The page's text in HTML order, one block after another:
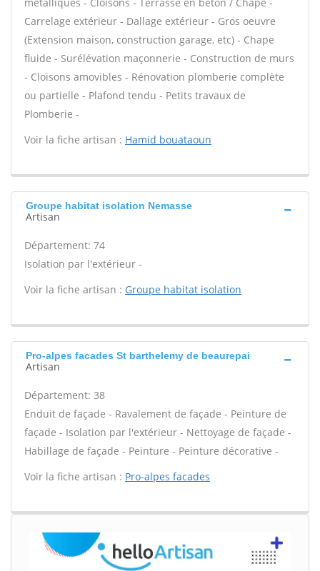
Carrelage extérieur - Dallage extérieur - Gros oeuvre
(Extension maison, construction garage, etc) - Chape
fluide - Surélévation maçonnerie - Construction de murs
- Cloisons amovibles - Rénovation plomberie complète
ou partielle - Plafond tendu - Petits travaux de
Plomberie -
Voir la fiche artisan : Hamid bouataoun
Groupe habitat isolation Nemasse
Artisan
Département: 74
Isolation par l'extérieur -
Voir la fiche artisan : Groupe habitat isolation
Pro-alpes facades St barthelemy de beaurepai
Artisan
Département: 38
Enduit de façade - Ravalement de façade - Peinture de
façade - Isolation par l'extérieur - Nettoyage de façade -
Habillage de façade - Peinture - Peinture décorative -
Voir la fiche artisan : Pro-alpes facades